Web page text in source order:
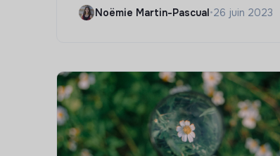
Noëmie Martin-Pascual•26 juin 2023